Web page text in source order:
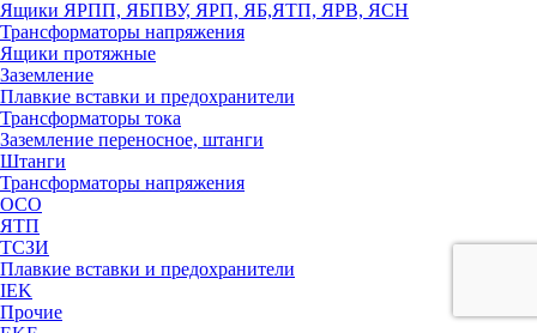
Ящики ЯРПП, ЯБПВУ, ЯРП, ЯБ,ЯТП, ЯРВ, ЯСН
Трансформаторы напряжения
Ящики протяжные
Заземление
Плавкие вставки и предохранители
Трансформаторы тока
Заземление переносное, штанги
Штанги
Трансформаторы напряжения
ОСО
ЯТП
ТСЗИ
Плавкие вставки и предохранители
IEK
Прочие